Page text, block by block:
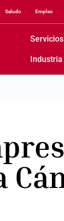
Saludo Empleo
Servicios
Industria